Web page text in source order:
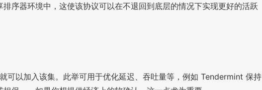
序器环境中，这使该协议可以在不退回到底层的情况下实现更好的活跃
可以加入该集。此举可用于优化延迟、吞吐量等，例如 Tendermint 保持